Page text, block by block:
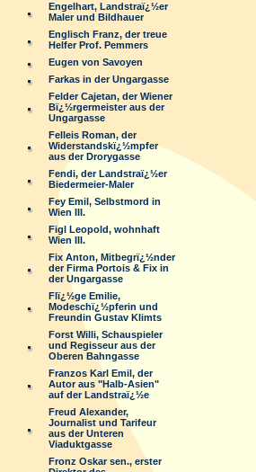
Engelhart, Landstraï¿½er
Maler und Bildhauer
Englisch Franz, der treue
Helfer Prof. Pemmers
Eugen von Savoyen
Farkas in der Ungargasse
Felder Cajetan, der Wiener
Bï¿½rgermeister aus der
Ungargasse
Felleis Roman, der
Widerstandskï¿½mpfer
aus der Drorygasse
Fendi, der Landstraï¿½er
Biedermeier-Maler
Fey Emil, Selbstmord in
Wien III.
Figl Leopold, wohnhaft
Wien III.
Fix Anton, Mitbegrï¿½nder
der Firma Portois & Fix in
der Ungargasse
Flï¿½ge Emilie,
Modeschï¿½pferin und
Freundin Gustav Klimts
Forst Willi, Schauspieler
und Regisseur aus der
Oberen Bahngasse
Franzos Karl Emil, der
Autor aus "Halb-Asien"
auf der Landstraï¿½e
Freud Alexander,
Journalist und Tarifeur
aus der Unteren
Viaduktgasse
Fronz Oskar sen., erster